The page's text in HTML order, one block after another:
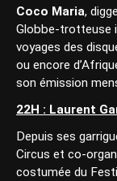
Coco Maria,
Globbe-trotteuse
voyages des
ou encore
son émission
22H : Laurent
Depuis ses
Circus et co-
costumée du